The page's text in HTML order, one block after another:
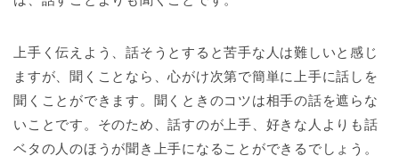
上手く伝えよう、話そうとすると苦手な人は難しいと感じ
ますが、聞くことなら、心がけ次第で簡単に上手に話しを
聞くことができます。聞くときのコツは相手の話を遮らな
いことです。そのため、話すのが上手、好きな人よりも話
ベタの人のほうが聞き上手になることができるでしょう。